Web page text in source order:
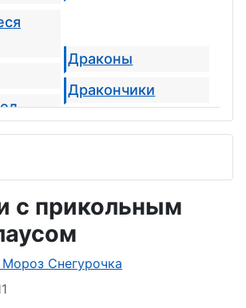
Драконы
Дракончики
Тигрята
Белочки
Заяц
Котики
Ёжики
с прикольным
Снегурочка